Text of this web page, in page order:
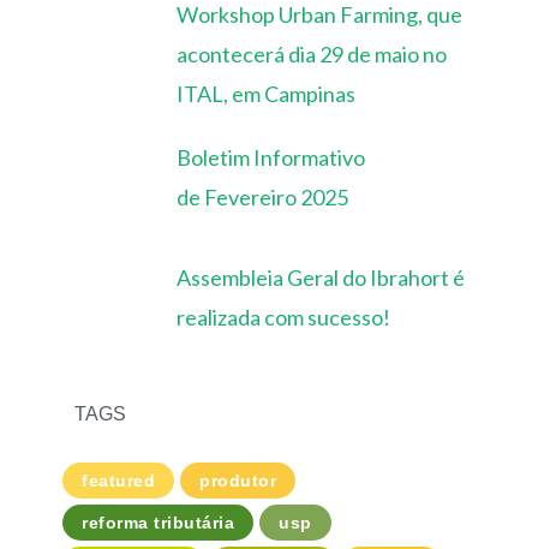
Workshop Urban Farming, que
acontecerá dia 29 de maio no
ITAL, em Campinas
Boletim Informativo
de Fevereiro 2025
Assembleia Geral do Ibrahort é
realizada com sucesso!
TAGS
featured produtor
reforma tributária usp